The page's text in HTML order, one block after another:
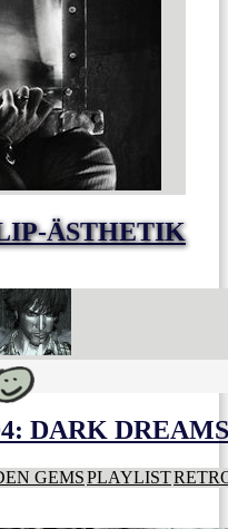
ÄSTHETIK
DARK
GEMSPLAYLIST